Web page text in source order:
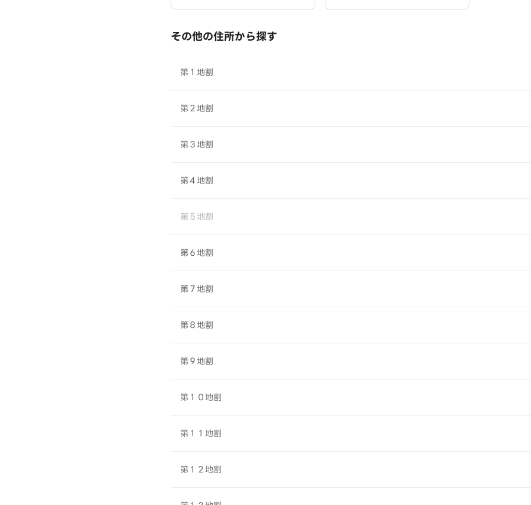
その他の住所から探す
第１地割
第２地割
第３地割
第４地割
第５地割
第６地割
第７地割
第８地割
第９地割
第１０地割
第１１地割
第１２地割